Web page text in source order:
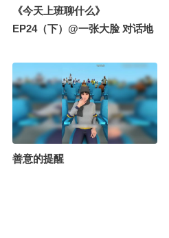
《今天上班聊什么》
EP24（下）@一张大脸 对话地
钱吗？老板们没回本是怎么个事
儿？成团只为当跳板、团内人才
被挖，地偶“职场”的处理方式居
然是这样……业内如何看待偶像
商品化？地下偶像真能飞升进娱
乐圈？全网追星300人又在这里
善意的提醒